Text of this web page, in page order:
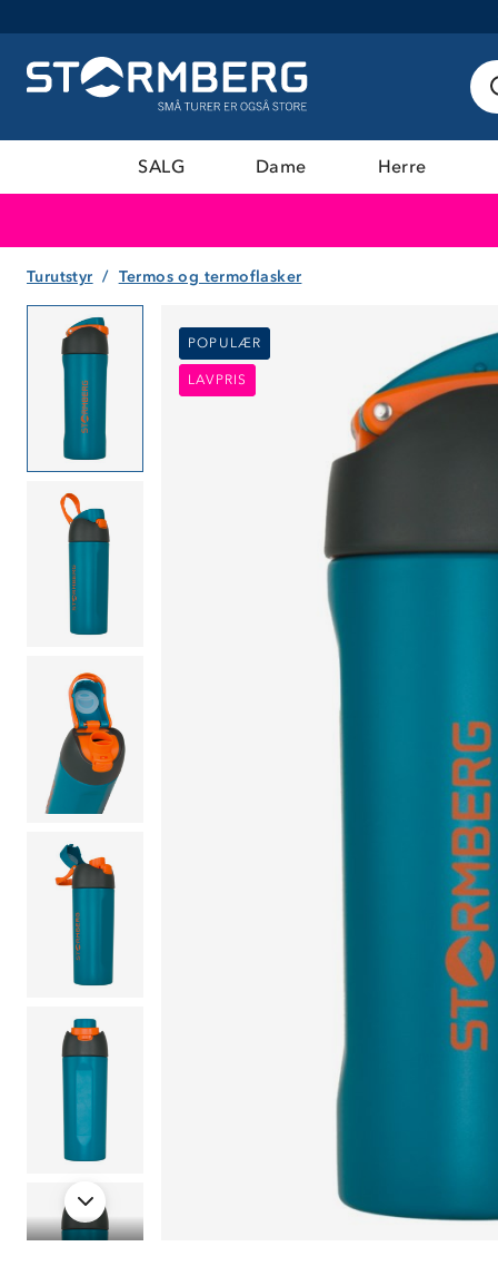
SALG Dame Herre
Turutstyr Termos og termoflasker
POPULÆR
LAVPRIS
POPULÆR
LAVPRIS